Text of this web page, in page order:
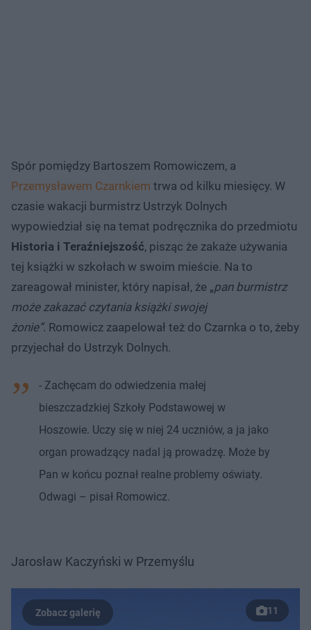
Spór pomiędzy Bartoszem Romowiczem, a
Przemysławem Czarnkiem trwa od kilku miesięcy. W
czasie wakacji burmistrz Ustrzyk Dolnych
wypowiedział się na temat podręcznika do przedmiotu
Historia i Teraźniejszość, pisząc że zakaże używania
tej książki w szkołach w swoim mieście. Na to
zareagował minister, który napisał, że „pan burmistrz
może zakazać czytania książki swojej
żonie”. Romowicz zaapelował też do Czarnka o to, żeby
przyjechał do Ustrzyk Dolnych.
- Zachęcam do odwiedzenia małej
bieszczadzkiej Szkoły Podstawowej w
Hoszowie. Uczy się w niej 24 uczniów, a ja jako
organ prowadzący nadal ją prowadzę. Może by
Pan w końcu poznał realne problemy oświaty.
Odwagi – pisał Romowicz.
Jarosław Kaczyński w Przemyślu
11